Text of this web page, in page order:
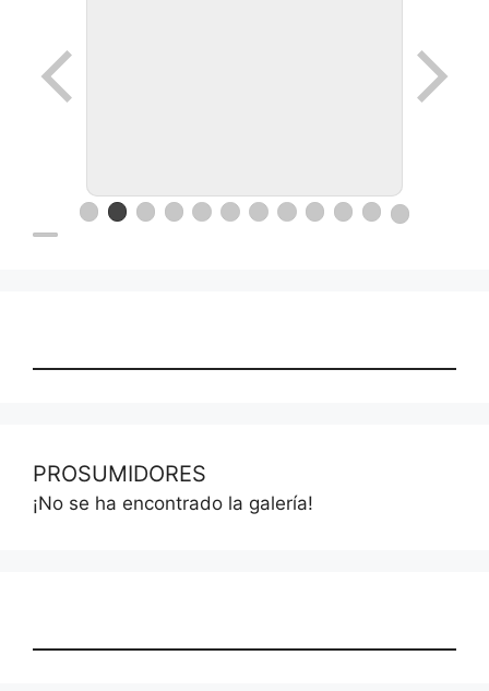
PROSUMIDORES
¡No se ha encontrado la galería!